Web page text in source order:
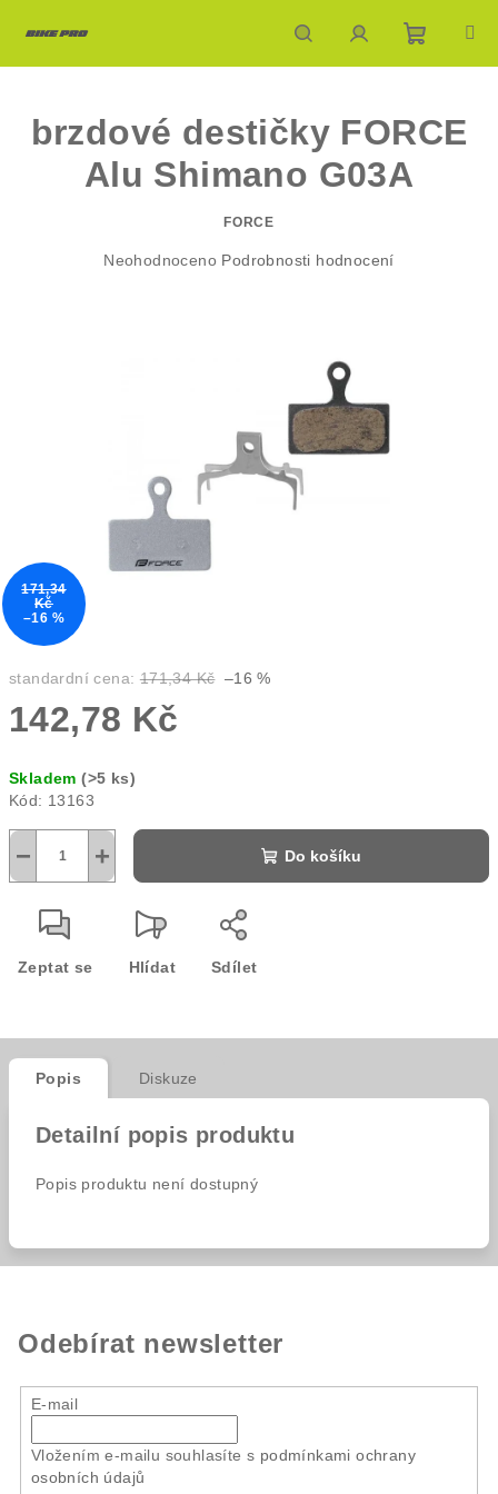
HledatPřihlášeníNákupní
košík
standardní cena: 171,34 Kč –16 %
142,78 Kč
cena:
Skladem(>5 ks)
Kód: 13163
+
− Do košíku
Zeptat se Hlídat Sdílet
brzdové destičky FORCE
Alu Shimano G03A
FORCE
Průměrné
Neohodnoceno Podrobnosti hodnocení
171,34
Kč
–16 %
Popis Diskuze
Detailní popis produktu
Popis produktu není dostupný
Odebírat newsletter
E-mail
Vložením e-mailu souhlasíte s podmínkami ochrany
osobních údajů